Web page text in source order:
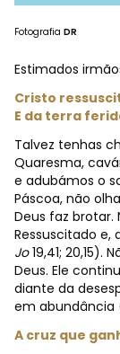
Fotografia DR
Estimados
Cristo
E da terra
Talvez tenhas
Quaresma,
e adubámos o
Páscoa, não
Deus faz brotar.
Ressuscitado
Jo19,41; 20,15).
Deus. Ele
diante da
em abundância
A cruz que